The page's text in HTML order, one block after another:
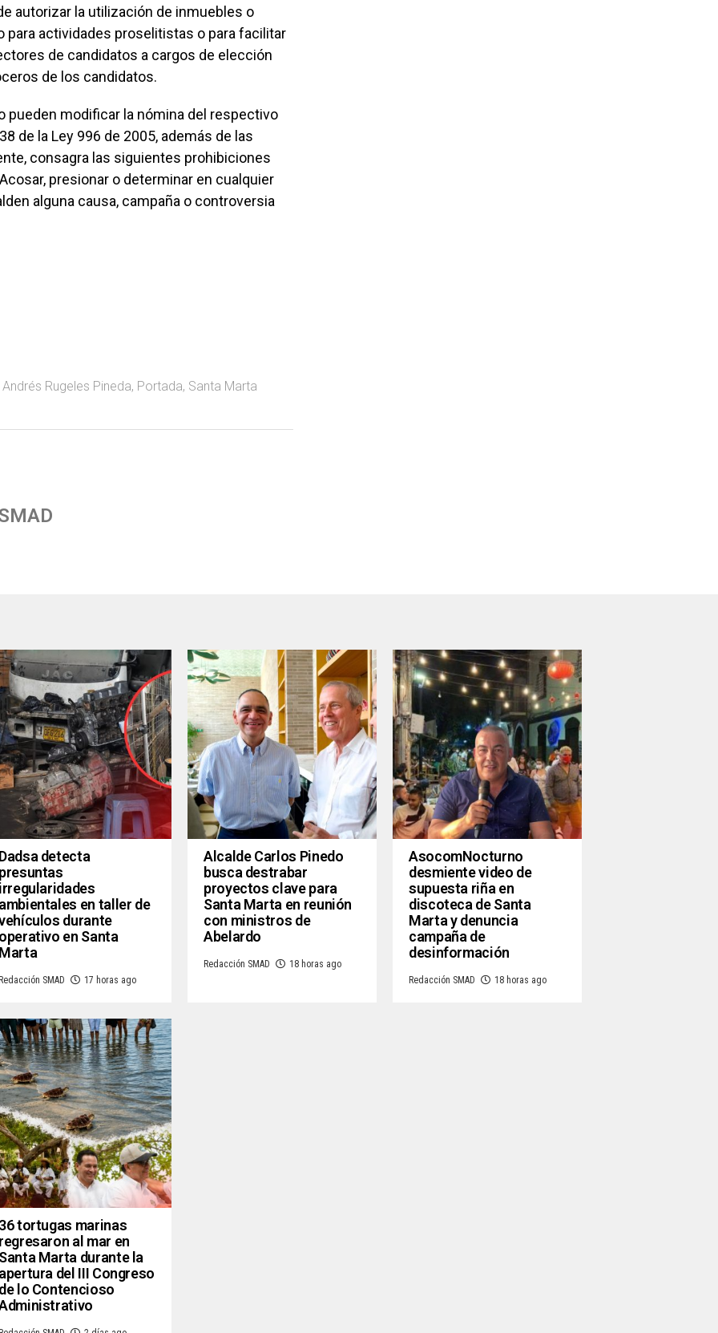
autorizar la utilización de inmuebles o
actividades proselitistas o para facilitar
de candidatos a cargos de elección
de los candidatos.
pueden modificar la nómina del respectivo
de la Ley 996 de 2005, además de las
consagra las siguientes prohibiciones
presionar o determinar en cualquier
alguna causa, campaña o controversia
Andrés Rugeles Pineda, Portada, Santa Marta
Dadsa detecta
presuntas
irregularidades
ambientales en taller de
durante
operativo en Santa
Marta
Redacción SMAD 17 horas ago
Alcalde Carlos Pinedo
busca destrabar
proyectos clave para
Santa Marta en reunión
con ministros de
Abelardo
Redacción SMAD 18 horas ago
AsocomNocturno
desmiente video de
supuesta riña en
discoteca de Santa
Marta y denuncia
campaña de
desinformación
Redacción SMAD 18 horas ago
36 tortugas marinas
regresaron al mar en
Santa Marta durante la
apertura del III Congreso
de lo Contencioso